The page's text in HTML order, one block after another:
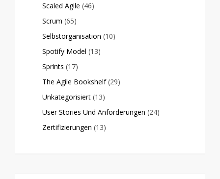
Scaled Agile (46)
Scrum (65)
Selbstorganisation (10)
Spotify Model (13)
Sprints (17)
The Agile Bookshelf (29)
Unkategorisiert (13)
User Stories Und Anforderungen (24)
Zertifizierungen (13)